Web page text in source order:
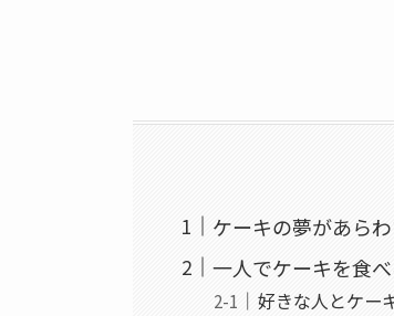
ケーキの夢があら
一人でケーキを食
好きな人とケー